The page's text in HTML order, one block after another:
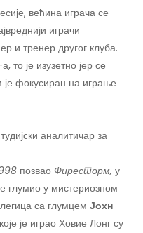
већина играча се
играчи
и тренер другог клуба.
то је изузетно јер се
је фокусиран на играње
аналитичар за
позвао Фиресторм, у
глумио у мистериозном
са глумцем Јохн
је играо Ховие Лонг су